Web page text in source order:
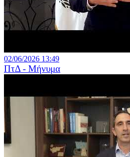
02/06/2026 13:49
ΠτΔ - Μήνυμα